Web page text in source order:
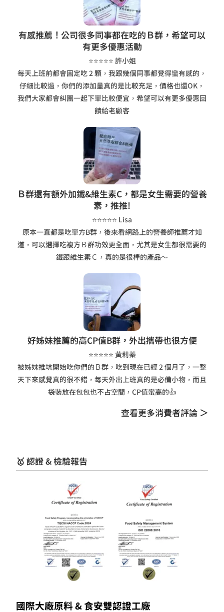
有感推薦！公司很多同事都在吃的Ｂ群，希望可以
有更多優惠活動
⭐⭐⭐⭐⭐ 許小姐
每天上班前都會固定吃 2 顆，我跟幾個同事都覺得蠻有感的，
仔細比較過，你們的添加量真的是比較充足，價格也還OK，
我們大家都會糾團一起下單比較便宜，希望可以有更多優惠回
饋給老顧客
Ｂ群還有額外加鐵&維生素C，都是女生需要的營養
素，推推!
⭐⭐⭐⭐⭐ Lisa
原本一直都是吃單方B群，後來看網路上的營養師推薦才知
道，可以選擇吃複方Ｂ群功效更全面，尤其是女生都很需要的
鐵跟維生素Ｃ，真的是很棒的產品～
好姊妹推薦的高CP值B群，外出攜帶也很方便
⭐⭐⭐⭐⭐ 黃莉蓁
被姊妹推坑開始吃你們的Ｂ群，吃到現在已經 2 個月了，一整
天下來感覺真的很不錯，每天外出上班真的是必備小物，而且
袋裝放在包包也不占空間，CP值蠻高的👍
查看更多消費者評論 ＞
🥇 認證 & 檢驗報告
國際大廠原料 & 食安雙認證工廠